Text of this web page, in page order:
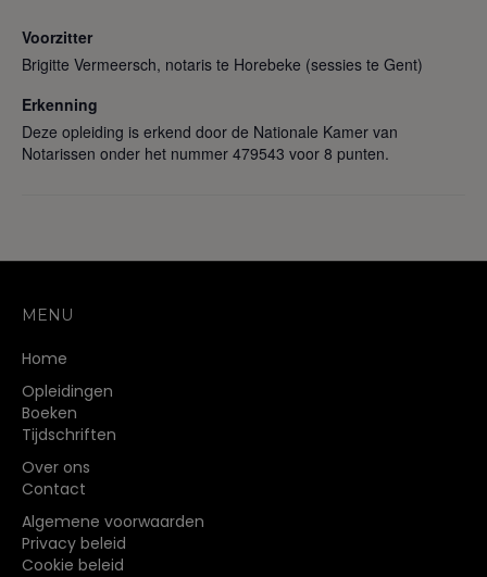
Voorzitter
Brigitte Vermeersch, notaris te Horebeke (sessies te Gent)
Erkenning
Deze opleiding is erkend door de Nationale Kamer van
Notarissen onder het nummer 479543 voor 8 punten.
MENU
Home
Opleidingen
Boeken
Tijdschriften
Over ons
Contact
Algemene voorwaarden
Privacy beleid
Cookie beleid